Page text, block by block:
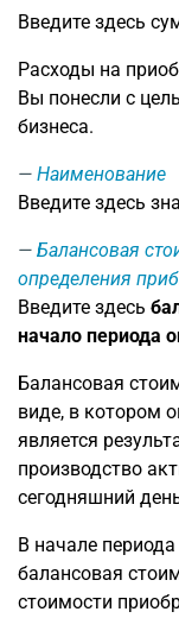
Введите здесь
Расходы на
Вы понесли с
бизнеса.
Наименование
Введите здесь
Балансовая
определения
Введите здесь
начало периода
Балансовая
виде, в котором
является
производство
сегодняшний
В начале
балансовая
стоимости